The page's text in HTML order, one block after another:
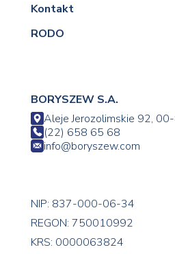
Kontakt
RODO
BORYSZEW S.A.
Aleje Jerozolimskie 92,
(22) 658 65 68
info@boryszew.com
NIP: 837-000-06-34
REGON: 750010992
KRS: 0000063824